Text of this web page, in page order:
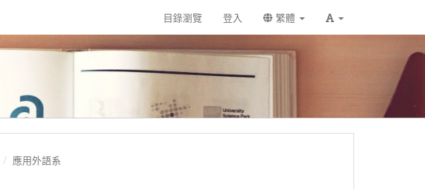
目錄瀏覽 登入 繁體
應用外語系